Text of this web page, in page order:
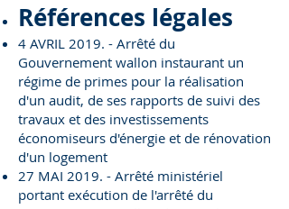
Références légales
4 AVRIL 2019. - Arrêté du
Gouvernement wallon instaurant un
régime de primes pour la réalisation
d'un audit, de ses rapports de suivi des
travaux et des investissements
économiseurs d'énergie et de rénovation
d'un logement
27 MAI 2019. - Arrêté ministériel
portant exécution de l'arrêté du